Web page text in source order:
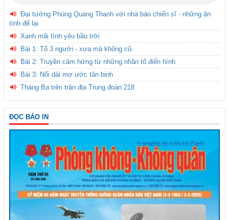
Đại tướng Phùng Quang Thanh với nhà báo chiến sĩ - những ân
tình để lại
Xanh mãi tình yêu bầu trời
Bài 1: Tổ 3 người - xưa mà không cũ
Bài 2: Truyền cảm hứng từ những nhân tố điển hình
Bài 3: Nối dài mơ ước tân binh
Tháng Ba trên trận địa Trung đoàn 218
ĐỌC BÁO IN